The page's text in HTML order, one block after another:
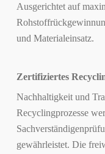
Ausgerichtet auf
und Materialeinsatz.
Zertifiziertes
Nachhaltigkeit und
Recyclingprozesse
gewährleistet. Die